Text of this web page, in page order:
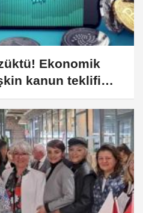
Ekonomik
kanun teklifi